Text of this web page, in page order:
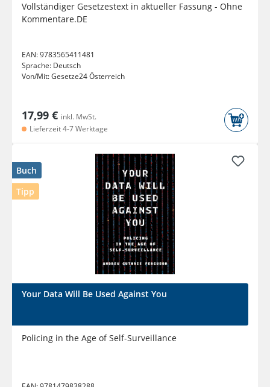
Vollständiger Gesetzestext in aktueller Fassung - Ohne
Kommentare.DE
EAN:9783565411481
Sprache: Deutsch
Von/Mit:Gesetze24 Österreich
17,99 € inkl. MwSt.
Lieferzeit 4-7 Werktage
Buch
Tipp
Your Data Will Be Used Against You
Policing in the Age of Self-Surveillance